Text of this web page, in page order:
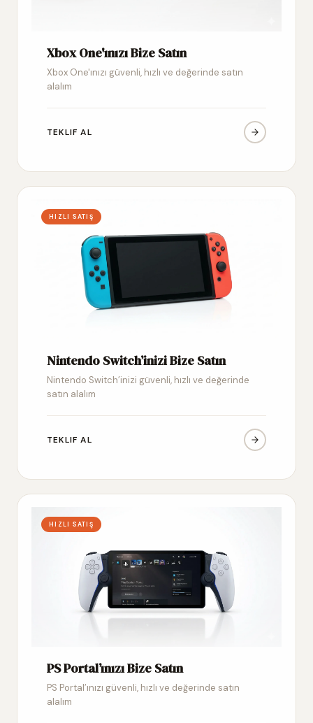
Xbox One'ınızı Bize Satın
Xbox One'ınızı güvenli, hızlı ve değerinde satın
alalım
TEKLIF AL
HIZLI SATIŞ
Nintendo Switch’inizi Bize Satın
Nintendo Switch’inizi güvenli, hızlı ve değerinde
satın alalım
TEKLIF AL
HIZLI SATIŞ
PS Portal’ınızı Bize Satın
PS Portal’ınızı güvenli, hızlı ve değerinde satın
alalım